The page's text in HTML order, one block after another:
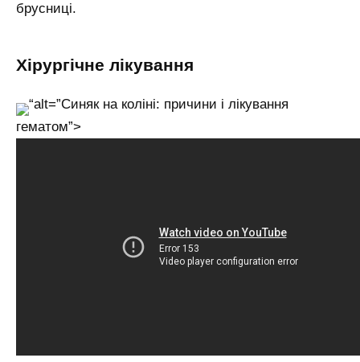
брусниці.
Хірургічне лікування
“alt=”Синяк на коліні: причини і лікування
гематом”>